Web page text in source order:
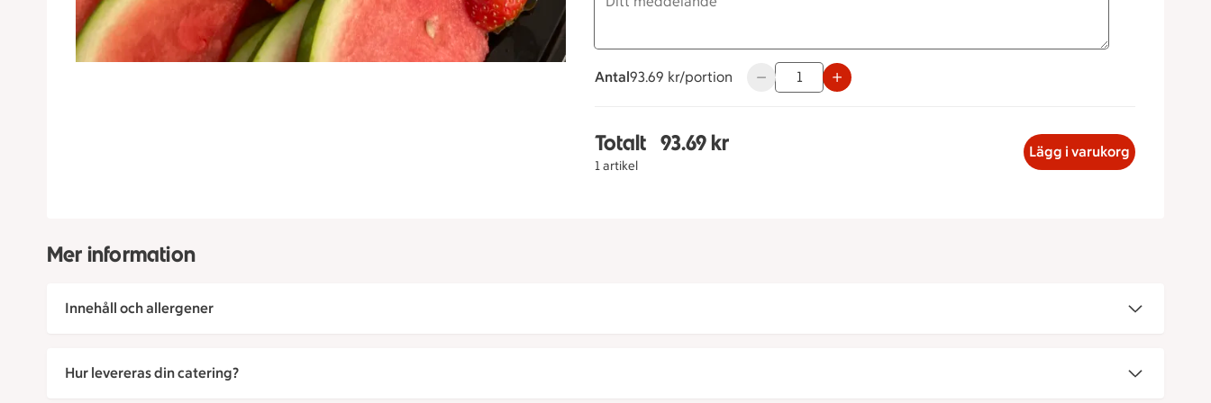
Antal
93.69 kronor per portion
93.69 kr/portion Använd knapparna för att minska eller öka värdet, eller ange ett
Totalt
1 artikel
Totalt 1 stycken Festfat, 93.69 kronor
93.69 kr Lägg i varukorg
Mer information
Innehåll och allergener
Hur levereras din catering?